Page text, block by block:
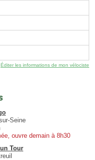
Éditer les informations de mon vélociste
Seine
ouvre demain à 8h30
Tour